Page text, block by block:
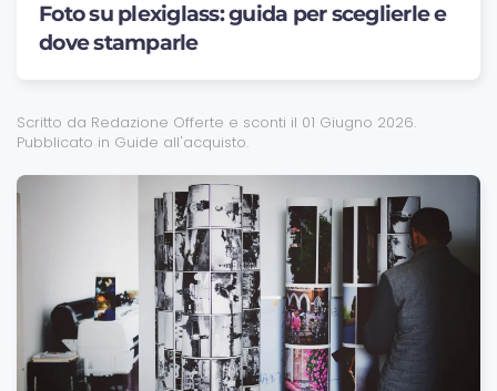
Foto su plexiglass: guida per sceglierle e
dove stamparle
Scritto da Redazione Offerte e sconti il 01 Giugno 2026.
Pubblicato in Guide all'acquisto.